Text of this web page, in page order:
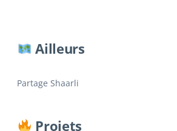
Ailleurs
Partage Shaarli
Projets